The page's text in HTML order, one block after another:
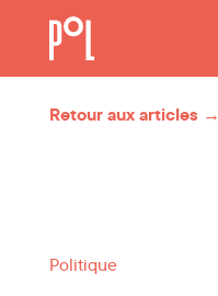
Retour aux articles →
Politique